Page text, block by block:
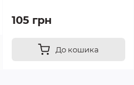
105 грн
До кошика